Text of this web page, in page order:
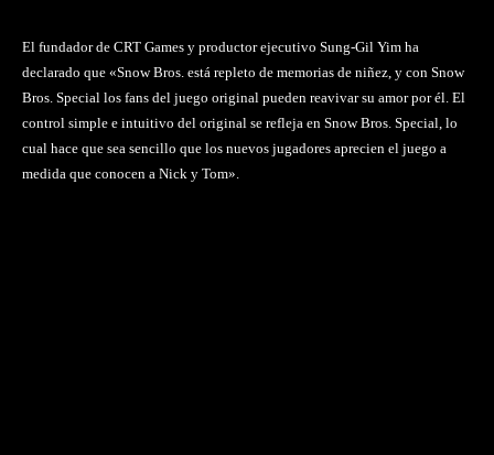
El fundador de CRT Games y productor ejecutivo Sung-Gil Yim ha
declarado que «Snow Bros. está repleto de memorias de niñez, y con Snow
Bros. Special los fans del juego original pueden reavivar su amor por él. El
control simple e intuitivo del original se refleja en Snow Bros. Special, lo
cual hace que sea sencillo que los nuevos jugadores aprecien el juego a
medida que conocen a Nick y Tom».